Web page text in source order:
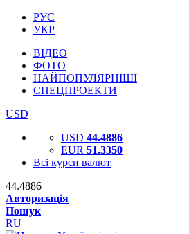
РУС
УКР
ВІДЕО
ФОТО
НАЙПОПУЛЯРНІШІ
СПЕЦПРОЕКТИ
USD
USD 44.4886
EUR 51.3350
Всі курси валют
44.4886
Авторизація
Пошук
RU